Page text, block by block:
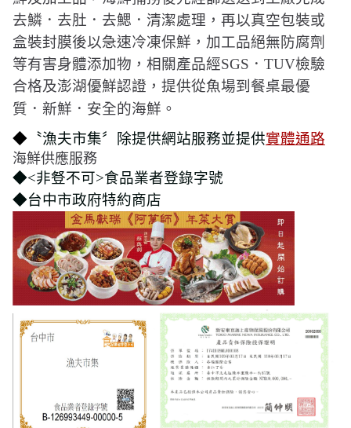
去鱗．去肚．去鰓．清潔處理，再以真空包裝或
盒裝封膜後以急速冷凍保鮮，加工品絕無防腐劑
等有害身體添加物，相關產品經SGS ． TUV檢驗
合格及澎湖優鮮認證，提供從魚場到餐桌最優
質．新鮮．安全的海鮮 。
◆ 〝漁夫市集〞 除提供網站服務並提供實體通路
海鮮供應服務
◆<非豋不可>食品業者登錄字號
◆台中市政府特約商店